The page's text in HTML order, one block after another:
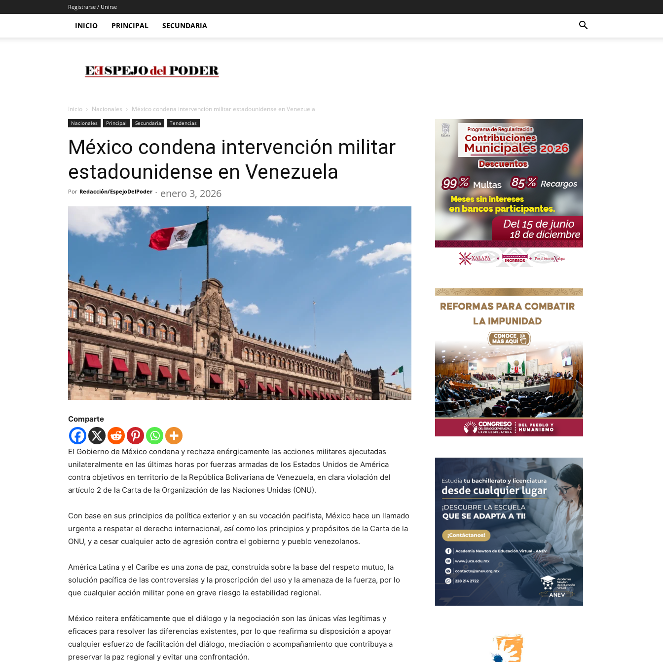
Registrarse / Unirse
INICIO PRINCIPAL SECUNDARIA
Del
Poder
Inicio Nacionales México condena intervención militar estadounidense en Venezuela
Nacionales Principal Secundaria Tendencias
México condena intervención militar
estadounidense en Venezuela
Por Redacción/EspejoDelPoder - enero 3, 2026
Comparte
El Gobierno de México condena y rechaza enérgicamente las acciones militares ejecutadas
unilateralmente en las últimas horas por fuerzas armadas de los Estados Unidos de América
contra objetivos en territorio de la República Bolivariana de Venezuela, en clara violación del
artículo 2 de la Carta de la Organización de las Naciones Unidas (ONU).
Con base en sus principios de política exterior y en su vocación pacifista, México hace un llamado
urgente a respetar el derecho internacional, así como los principios y propósitos de la Carta de la
ONU, y a cesar cualquier acto de agresión contra el gobierno y pueblo venezolanos.
América Latina y el Caribe es una zona de paz, construida sobre la base del respeto mutuo, la
solución pacífica de las controversias y la proscripción del uso y la amenaza de la fuerza, por lo
que cualquier acción militar pone en grave riesgo la estabilidad regional.
México reitera enfáticamente que el diálogo y la negociación son las únicas vías legítimas y
eficaces para resolver las diferencias existentes, por lo que reafirma su disposición a apoyar
cualquier esfuerzo de facilitación del diálogo, mediación o acompañamiento que contribuya a
preservar la paz regional y evitar una confrontación.